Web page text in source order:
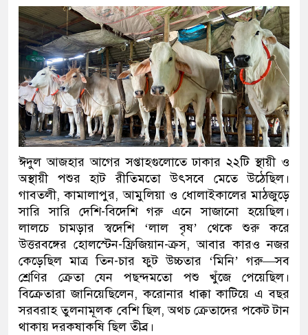
ঈদুল আজহার আগের সপ্তাহগুলোতে ঢাকার ২২টি স্থায়ী ও
অস্থায়ী পশুর হাট রীতিমতো উৎসবে মেতে উঠেছিল।
গাবতলী, কামালাপুর, আমুলিয়া ও ধোলাইকালের মাঠজুড়ে
সারি সারি দেশি-বিদেশি গরু এনে সাজানো হয়েছিল।
লালচে চামড়ার স্বদেশি ‘লাল বৃষ’ থেকে শুরু করে
উত্তরবঙ্গের হোলস্টেন-ফ্রিজিয়ান-ক্রস, আবার কারও নজর
কেড়েছিল মাত্র তিন-চার ফুট উচ্চতার ‘মিনি’ গরু—সব
শ্রেণির ক্রেতা যেন পছন্দমতো পশু খুঁজে পেয়েছিল।
বিক্রেতারা জানিয়েছিলেন, করোনার ধাক্কা কাটিয়ে এ বছর
সরবরাহ তুলনামূলক বেশি ছিল, অথচ ক্রেতাদের পকেট টান
থাকায় দরকষাকষি ছিল তীব্র।